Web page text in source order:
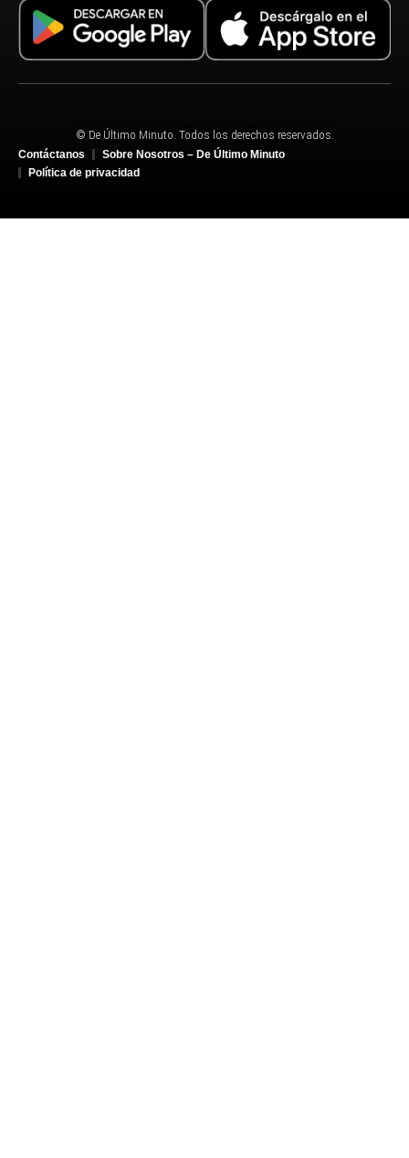
© De Último Minuto. Todos los derechos reservados.
Contáctanos
Sobre Nosotros – De Último Minuto
Política de privacidad